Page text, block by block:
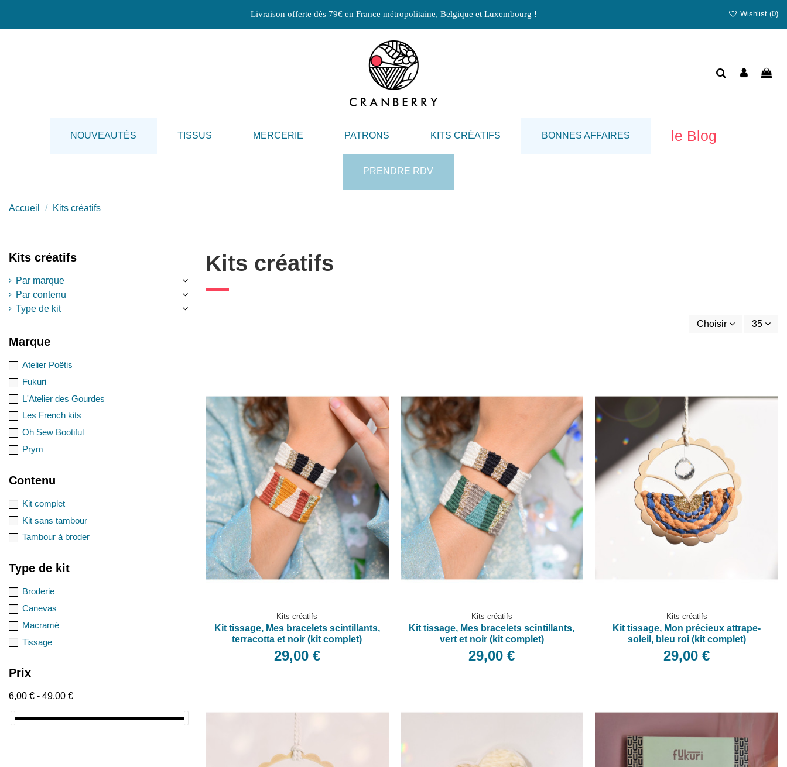
Livraison offerte dès 79€ en France métropolitaine, Belgique et Luxembourg ! Wishlist (0)
NOUVEAUTÉS TISSUS MERCERIE PATRONS KITS CRÉATIFS BONNES AFFAIRES le Blog
PRENDRE RDV
Accueil Kits créatifs
Kits créatifs
Choisir 35
Kits créatifs
Kit tissage, Mes bracelets scintillants,
terracotta et noir (kit complet)
29,00 €
Kits créatifs
Kit tissage, Mes bracelets scintillants,
vert et noir (kit complet)
29,00 €
Kits créatifs
Kit tissage, Mon précieux attrape-
soleil, bleu roi (kit complet)
29,00 €
Kits créatifs
Par marque
Par contenu
Type de kit
Marque
Atelier Poëtis
Fukuri
L'Atelier des Gourdes
Les French kits
Oh Sew Bootiful
Prym
Contenu
Kit complet
Kit sans tambour
Tambour à broder
Type de kit
Broderie
Canevas
Macramé
Tissage
Prix
6,00 € - 49,00 €